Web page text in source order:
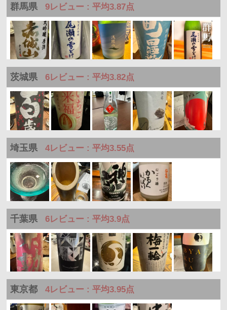
群馬県 9レビュー : 平均3.87点
茨城県 6レビュー : 平均3.82点
埼玉県 4レビュー : 平均3.55点
千葉県 6レビュー : 平均3.9点
東京都 4レビュー : 平均3.95点